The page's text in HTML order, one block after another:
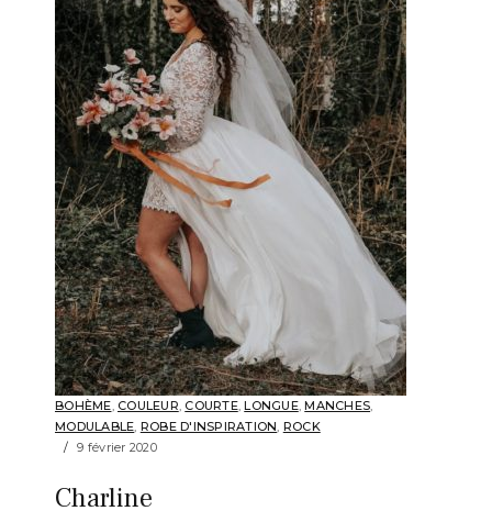
BOHÈME, COULEUR, COURTE,LONGUE,MANCHES,
MODULABLE, ROBE D'INSPIRATION, ROCK
9 février 2020
Charline